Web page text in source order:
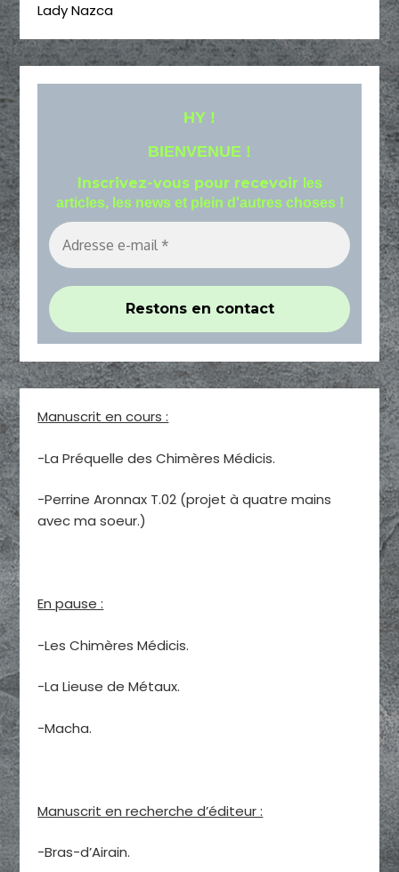
Lady Nazca
HY !
BIENVENUE !
Inscrivez-vous pour recevoir les
articles, les news et plein d'autres choses !
Manuscrit en cours :
-La Préquelle des Chimères Médicis.
-Perrine Aronnax T.02 (projet à quatre mains
avec ma soeur.)
En pause :
-Les Chimères Médicis.
-La Lieuse de Métaux.
-Macha.
Manuscrit en recherche d’éditeur :
-Bras-d’Airain.